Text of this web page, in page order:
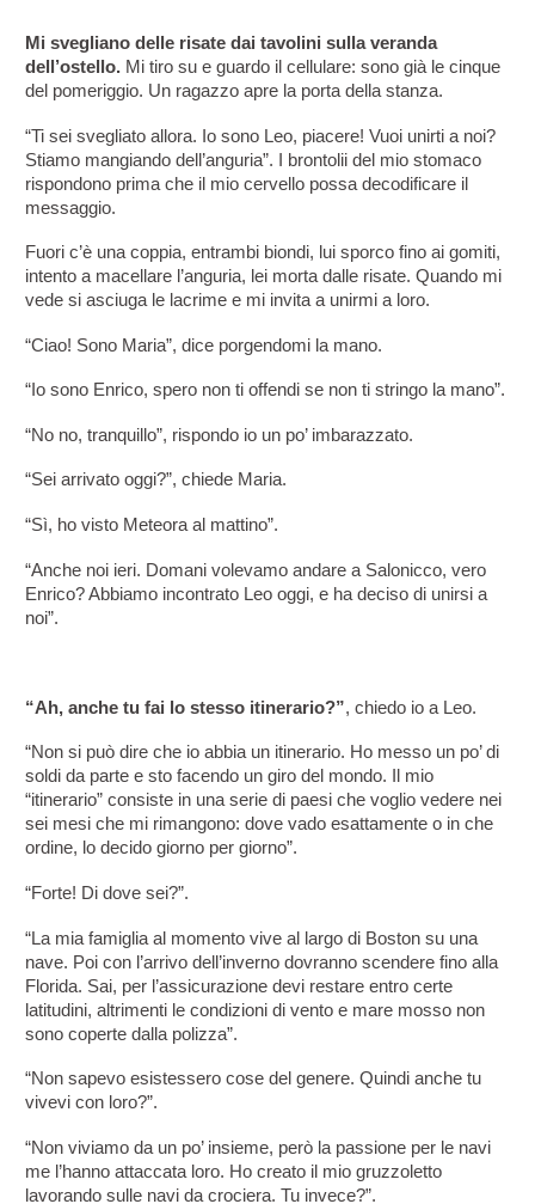
Mi svegliano delle risate dai tavolini sulla veranda
dell’ostello. Mi tiro su e guardo il cellulare: sono già le cinque
del pomeriggio. Un ragazzo apre la porta della stanza.
“Ti sei svegliato allora. Io sono Leo, piacere! Vuoi unirti a noi?
Stiamo mangiando dell’anguria”. I brontolii del mio stomaco
rispondono prima che il mio cervello possa decodificare il
messaggio.
Fuori c’è una coppia, entrambi biondi, lui sporco fino ai gomiti,
intento a macellare l’anguria, lei morta dalle risate. Quando mi
vede si asciuga le lacrime e mi invita a unirmi a loro.
“Ciao! Sono Maria”, dice porgendomi la mano.
“Io sono Enrico, spero non ti offendi se non ti stringo la mano”.
“No no, tranquillo”, rispondo io un po’ imbarazzato.
“Sei arrivato oggi?”, chiede Maria.
“Sì, ho visto Meteora al mattino”.
“Anche noi ieri. Domani volevamo andare a Salonicco, vero
Enrico? Abbiamo incontrato Leo oggi, e ha deciso di unirsi a
noi”.
“Ah, anche tu fai lo stesso itinerario?”, chiedo io a Leo.
“Non si può dire che io abbia un itinerario. Ho messo un po’ di
soldi da parte e sto facendo un giro del mondo. Il mio
“itinerario” consiste in una serie di paesi che voglio vedere nei
sei mesi che mi rimangono: dove vado esattamente o in che
ordine, lo decido giorno per giorno”.
“Forte! Di dove sei?”.
“La mia famiglia al momento vive al largo di Boston su una
nave. Poi con l’arrivo dell’inverno dovranno scendere fino alla
Florida. Sai, per l’assicurazione devi restare entro certe
latitudini, altrimenti le condizioni di vento e mare mosso non
sono coperte dalla polizza”.
“Non sapevo esistessero cose del genere. Quindi anche tu
vivevi con loro?”.
“Non viviamo da un po’ insieme, però la passione per le navi
me l’hanno attaccata loro. Ho creato il mio gruzzoletto
lavorando sulle navi da crociera. Tu invece?”.